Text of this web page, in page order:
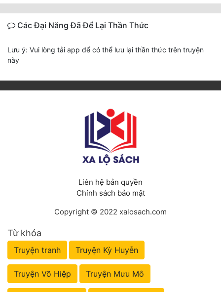
Các Đại Năng Đã Để Lại Thần Thức
Lưu ý: Vui lòng tải app để có thể lưu lại thần thức trên truyện
này
Liên hệ bản quyền
Chính sách bảo mật
Copyright © 2022 xalosach.com
Từ khóa
Truyện tranh Truyện Kỳ Huyễn
Truyện Võ Hiệp Truyện Mưu Mô